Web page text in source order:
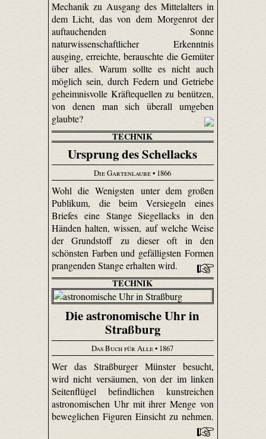
Mechanik zu Ausgang des Mittelalters in
dem Licht, das von dem Morgenrot der
auftauchenden Sonne
naturwissenschaftlicher Erkenntnis
ausging, erreichte, berauschte die Gemüter
über alles. Warum sollte es nicht auch
möglich sein, durch Federn und Getriebe
geheimnisvolle Kräftequellen zu benützen,
von denen man sich überall umgeben
glaubte?
TECHNIK
Ursprung des Schellacks
Die Gartenlaube• 1866
Wohl die Wenigsten unter dem großen
Publikum, die beim Versiegeln eines
Briefes eine Stange Siegellacks in den
Händen halten, wissen, auf welche Weise
der Grundstoff zu dieser oft in den
schönsten Farben und gefälligsten Formen
prangenden Stange erhalten wird.
TECHNIK
Die astronomische Uhr in
Straßburg
Das Buch für Alle• 1867
Wer das Straßburger Münster besucht,
wird nicht versäumen, von der im linken
Seitenflügel befindlichen kunstreichen
astronomischen Uhr mit ihrer Menge von
beweglichen Figuren Einsicht zu nehmen.